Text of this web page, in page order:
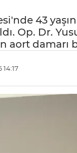
43
Op. Dr.
aort damarı